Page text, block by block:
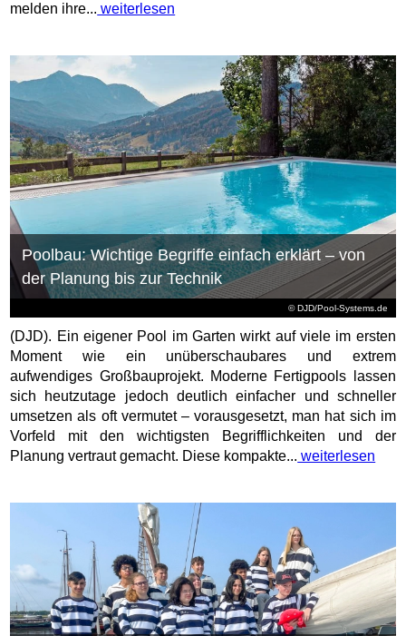
melden ihre... weiterlesen
© DJD/Pool-Systems.de
Poolbau: Wichtige Begriffe einfach erklärt – von
der Planung bis zur Technik
(DJD). Ein eigener Pool im Garten wirkt auf viele im ersten
Moment wie ein unüberschaubares und extrem
aufwendiges Großbauprojekt. Moderne Fertigpools lassen
sich heutzutage jedoch deutlich einfacher und schneller
umsetzen als oft vermutet – vorausgesetzt, man hat sich im
Vorfeld mit den wichtigsten Begrifflichkeiten und der
Planung vertraut gemacht. Diese kompakte... weiterlesen